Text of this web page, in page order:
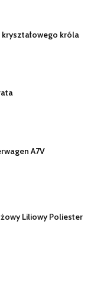
kryształowego króla
A7V
Liliowy Poliester